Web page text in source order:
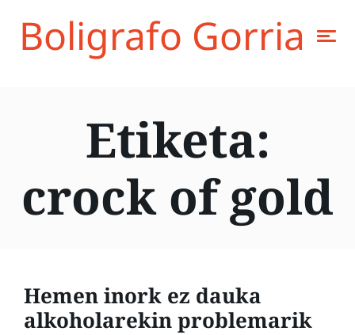
Boligrafo Gorria
Etiketa:
crock of gold
Hemen inork ez dauka
alkoholarekin problemarik